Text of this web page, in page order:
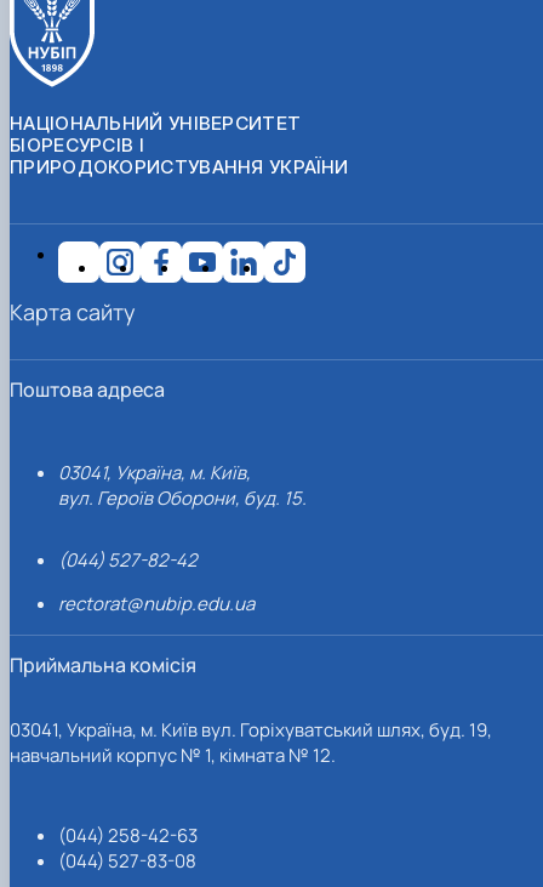
НАЦІОНАЛЬНИЙ УНІВЕРСИТЕТ
БІОРЕСУРСІВ І
ПРИРОДОКОРИСТУВАННЯ УКРАЇНИ
Поштова адреса
03041, Україна, м. Київ,
вул. Героїв Оборони, буд. 15.
(044) 527-82-42
rectorat@nubip.edu.ua
Приймальна комісія
03041, Україна, м. Київ вул. Горіхуватський шлях, буд. 19,
навчальний корпус № 1, кімната № 12.
(044) 258-42-63
(044) 527-83-08
Карта сайту